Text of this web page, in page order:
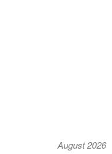
August 2026